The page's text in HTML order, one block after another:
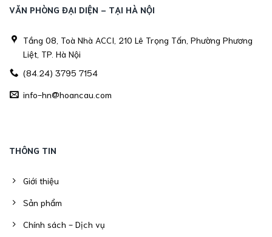
VĂN PHÒNG ĐẠI DIỆN - TẠI HÀ NỘI
Tầng 08, Toà Nhà ACCI, 210 Lê Trọng Tấn, Phường Phương
Liệt, TP. Hà Nội
(84.24) 3795 7154
info-hn@hoancau.com
THÔNG TIN
Giới thiệu
Sản phẩm
Chính sách - Dịch vụ